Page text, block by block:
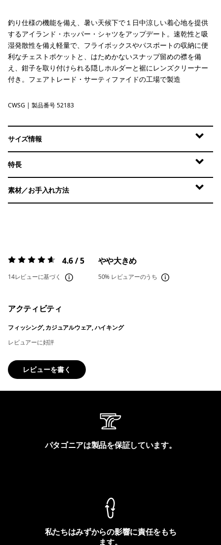
釣り仕様の機能を備え、暑い天候下で１日中涼しい着心地を提供
するアイランド・ホッパー・シャツをアップデート。速乾性と吸
湿発散性を備え軽量で、フライボックスやパスポートの収納に便
利なチェストポケットと、はためかないスナップ留めの襟を備
え、鉗子を取り付けられる隠しホルダーと裾にレンズクリーナー
付き。フェアトレード・サーティファイドの工場で製造
Crossweave: Blue Sage
CWSG | 製品番号 52183
サイズ情報
特長
素材／お手入れ方法
評価:4.6 / 5 4.6 / 5
14レビューに基づく
やや大きめ
50% レビュアーのうち
アクティビティ
フィッシング, カジュアルウェア, ハイキング
レビュアーに好評
レビューを書く
パタゴニアは製品を保証しています。
私たちはみずからの影響に責任をもち
ます。